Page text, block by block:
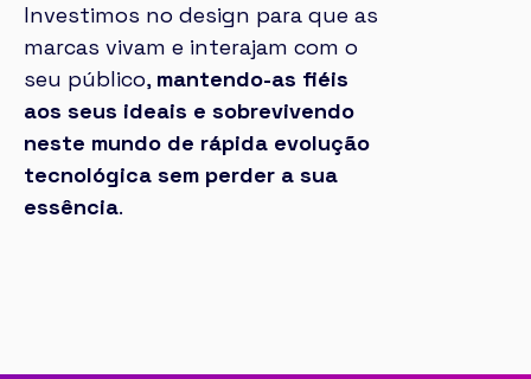
Investimos no design para que as
marcas vivam e interajam com o
seu público, mantendo-as fiéis
aos seus ideais e sobrevivendo
neste mundo de rápida evolução
tecnológica sem perder a sua
essência.